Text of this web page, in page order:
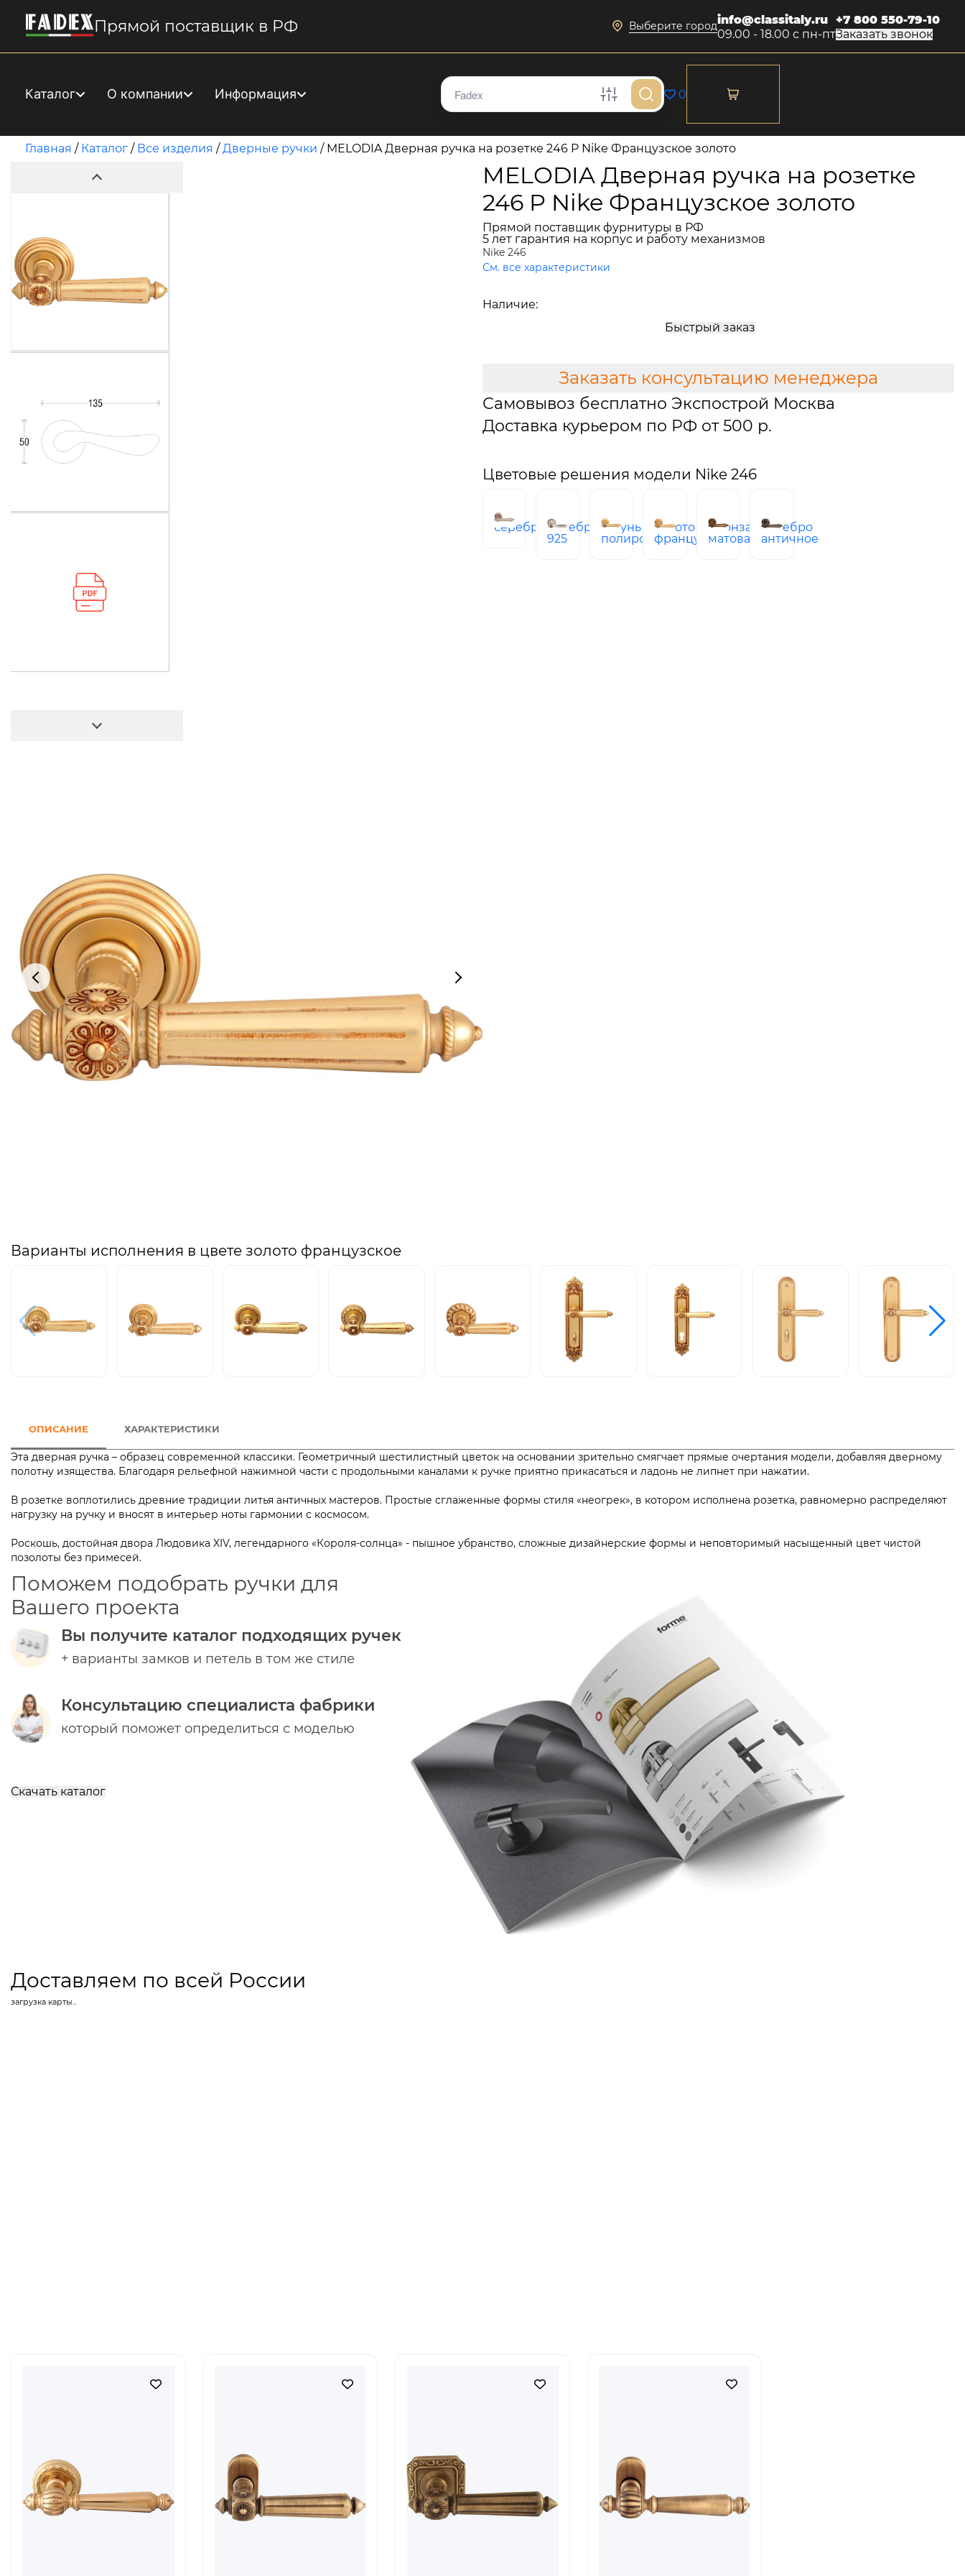
Прямой поставщик в РФ Выберите городinfo@classitaly.ru
09.00 - 18.00 с пн-пт
+7 800 550-79-10
Заказать звонок
Каталог О компании Информация 0
Главная / Каталог / Все изделия /Дверные ручки / MELODIA Дверная ручка на розетке 246 P Nike Французское золото
MELODIA Дверная ручка на розетке
246 P Nike Французское золото
Прямой поставщик фурнитуры в РФ
5 лет гарантия на корпус и работу механизмов
Nike 246
См. все характеристики
Наличие:
Быстрый заказ
Заказать консультацию менеджера
Самовывоз бесплатно Экспострой Москва
Доставка курьером по РФ от 500 р.
Цветовые решения модели Nike 246
серебро
серебро
925
латунь
полированная
золото
французское
бронза
матовая
серебро
античное
Варианты исполнения в цвете золото французское
ОПИСАНИЕ ХАРАКТЕРИСТИКИ
Эта дверная ручка – образец современной классики. Геометричный шестилистный цветок на основании зрительно смягчает прямые очертания модели, добавляя дверному
полотну изящества. Благодаря рельефной нажимной части с продольными каналами к ручке приятно прикасаться и ладонь не липнет при нажатии.
В розетке воплотились древние традиции литья античных мастеров. Простые сглаженные формы стиля «неогрек», в котором исполнена розетка, равномерно распределяют
нагрузку на ручку и вносят в интерьер ноты гармонии с космосом.
Роскошь, достойная двора Людовика XIV, легендарного «Короля-солнца» - пышное убранство, сложные дизайнерские формы и неповторимый насыщенный цвет чистой
позолоты без примесей.
Поможем подобрать ручки для
Вашего проекта
Вы получите каталог подходящих ручек
+ варианты замков и петель в том же стиле
Консультацию специалиста фабрики
который поможет определиться с моделью
Скачать каталог
Доставляем по всей России
загрузка карты...